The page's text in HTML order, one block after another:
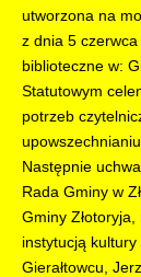
utworzona na
z dnia 5 czerwca
biblioteczne w:
Statutowym
potrzeb
Następnie
Rada Gminy w
Gminy
instytucją
Gierałtowcu,